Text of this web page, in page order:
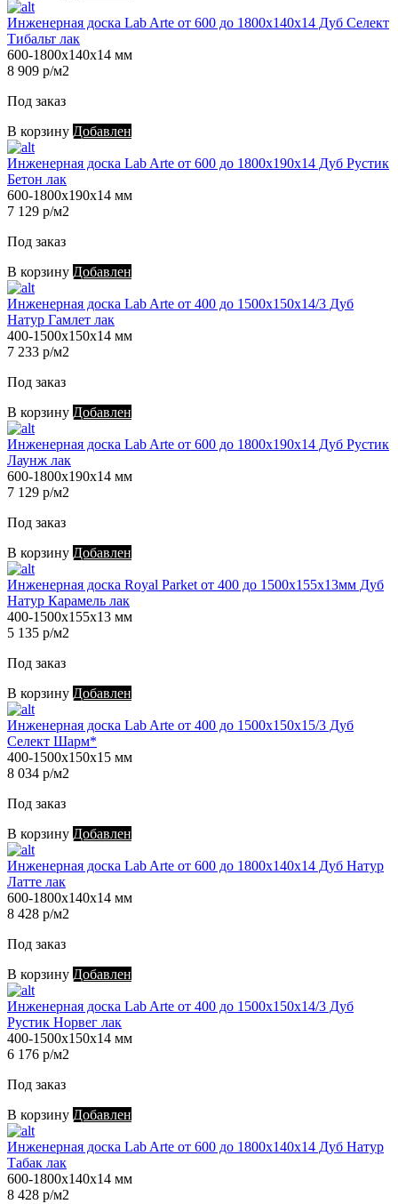
Инженерная доска Lab Arte от 600 до 1800х140х14 Дуб Селект
Тибальт лак
600-1800х140х14 мм
8 909 р/м2
Под заказ
В корзину Добавлен
Инженерная доска Lab Arte от 600 до 1800х190х14 Дуб Рустик
Бетон лак
600-1800х190х14 мм
7 129 р/м2
Под заказ
В корзину Добавлен
Инженерная доска Lab Arte от 400 до 1500х150х14/3 Дуб
Натур Гамлет лак
400-1500х150х14 мм
7 233 р/м2
Под заказ
В корзину Добавлен
Инженерная доска Lab Arte от 600 до 1800х190х14 Дуб Рустик
Лаунж лак
600-1800х190х14 мм
7 129 р/м2
Под заказ
В корзину Добавлен
Инженерная доска Royal Parket от 400 до 1500х155х13мм Дуб
Натур Карамель лак
400-1500х155х13 мм
5 135 р/м2
Под заказ
В корзину Добавлен
Инженерная доска Lab Arte от 400 до 1500х150х15/3 Дуб
Селект Шарм*
400-1500х150х15 мм
8 034 р/м2
Под заказ
В корзину Добавлен
Инженерная доска Lab Arte от 600 до 1800х140х14 Дуб Натур
Латте лак
600-1800х140х14 мм
8 428 р/м2
Под заказ
В корзину Добавлен
Инженерная доска Lab Arte от 400 до 1500х150х14/3 Дуб
Рустик Норвег лак
400-1500х150х14 мм
6 176 р/м2
Под заказ
В корзину Добавлен
Инженерная доска Lab Arte от 600 до 1800х140х14 Дуб Натур
Табак лак
600-1800х140х14 мм
8 428 р/м2